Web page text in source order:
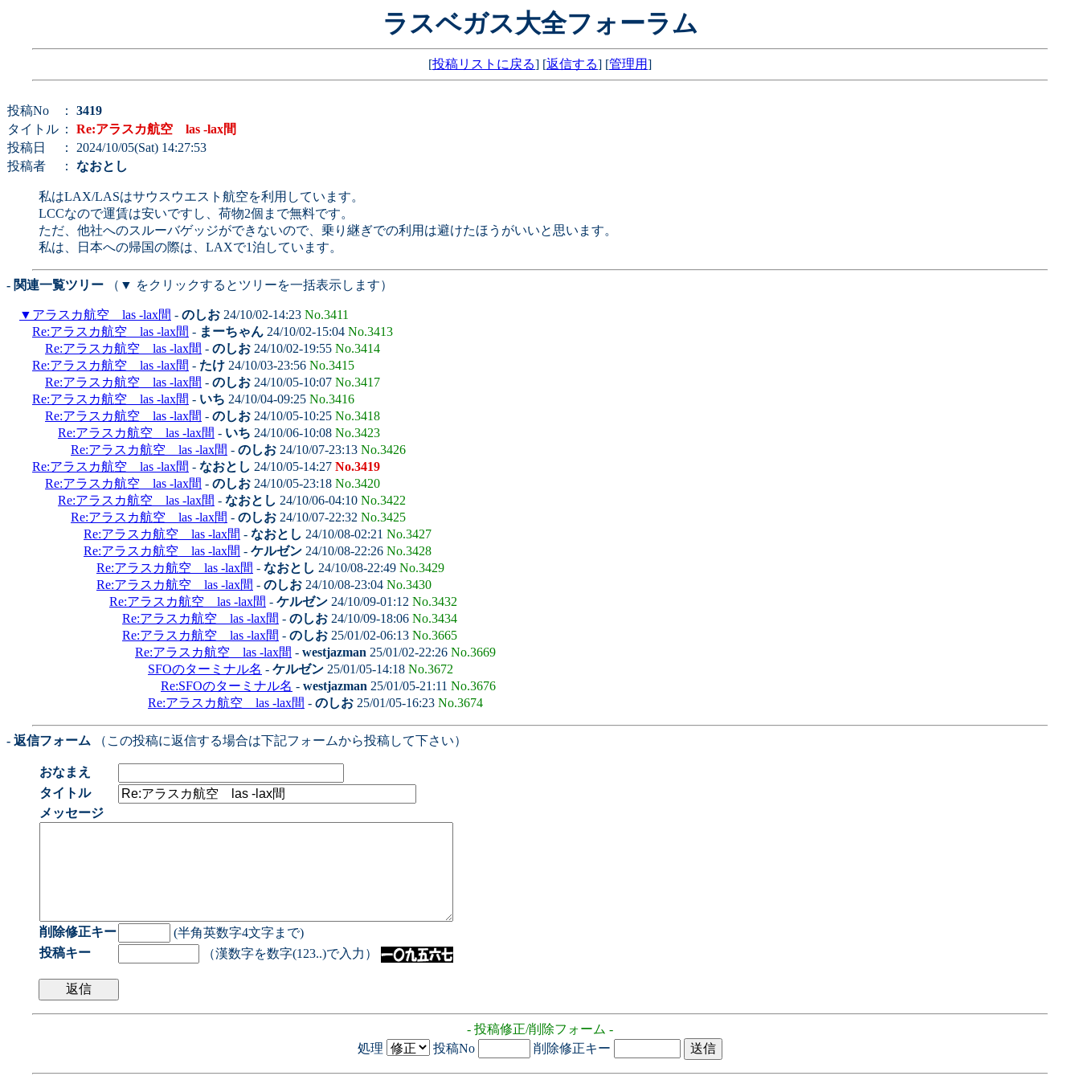
ラスベガス大全フォーラム
[投稿リストに戻る] [返信する] [管理用]
投稿No ： 3419
タイトル ： Re:アラスカ航空 las -lax間
投稿日
： 2024/10/05(Sat) 14:27:53
投稿者
： なおとし
私はLAX/LASはサウスウエスト航空を利用しています。
LCCなので運賃は安いですし、荷物2個まで無料です。
ただ、他社へのスルーバゲッジができないので、乗り継ぎでの利用は避けたほうがいいと思います。
私は、日本への帰国の際は、LAXで1泊しています。
- 関連一覧ツリー （▼ をクリックするとツリーを一括表示します）
▼ アラスカ航空 las -lax間 - のしお 24/10/02-14:23 No.3411
Re:アラスカ航空 las -lax間 - まーちゃん 24/10/02-15:04 No.3413
Re:アラスカ航空 las -lax間 - のしお 24/10/02-19:55 No.3414
Re:アラスカ航空 las -lax間 - たけ 24/10/03-23:56 No.3415
Re:アラスカ航空 las -lax間 - のしお 24/10/05-10:07 No.3417
Re:アラスカ航空 las -lax間 - いち 24/10/04-09:25 No.3416
Re:アラスカ航空 las -lax間 - のしお 24/10/05-10:25 No.3418
Re:アラスカ航空 las -lax間 - いち 24/10/06-10:08 No.3423
Re:アラスカ航空 las -lax間 - のしお 24/10/07-23:13 No.3426
Re:アラスカ航空 las -lax間 - なおとし 24/10/05-14:27 No.3419
Re:アラスカ航空 las -lax間 - のしお 24/10/05-23:18 No.3420
Re:アラスカ航空 las -lax間 - なおとし 24/10/06-04:10 No.3422
Re:アラスカ航空 las -lax間 - のしお 24/10/07-22:32 No.3425
Re:アラスカ航空 las -lax間 - なおとし 24/10/08-02:21 No.3427
Re:アラスカ航空 las -lax間 - ケルゼン 24/10/08-22:26 No.3428
Re:アラスカ航空 las -lax間 - なおとし 24/10/08-22:49 No.3429
Re:アラスカ航空 las -lax間 - のしお 24/10/08-23:04 No.3430
Re:アラスカ航空 las -lax間 - ケルゼン 24/10/09-01:12 No.3432
Re:アラスカ航空 las -lax間 - のしお 24/10/09-18:06 No.3434
Re:アラスカ航空 las -lax間 - のしお 25/01/02-06:13 No.3665
Re:アラスカ航空 las -lax間 - westjazman 25/01/02-22:26 No.3669
SFOのターミナル名 - ケルゼン 25/01/05-14:18 No.3672
Re:SFOのターミナル名 - westjazman 25/01/05-21:11 No.3676
Re:アラスカ航空 las -lax間 - のしお 25/01/05-16:23 No.3674
- 返信フォーム （この投稿に返信する場合は下記フォームから投稿して下さい）
おなまえ
タイトル
メッセージ
削除修正キー
(半角英数字4文字まで)
投稿キー
（漢数字を数字(123..)で入力）
- 投稿修正/削除フォーム -
処理
投稿No 削除修正キー